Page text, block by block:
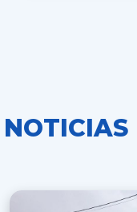
NOTICIAS